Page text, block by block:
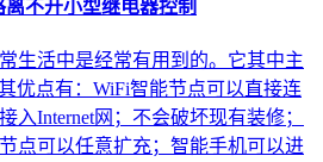
不开小型继电器控制
生活中是经常有用到的。它其中主
优点有：WiFi智能节点可以直接连
入Internet网；不会破坏现有装修；
点可以任意扩充；智能手机可以进